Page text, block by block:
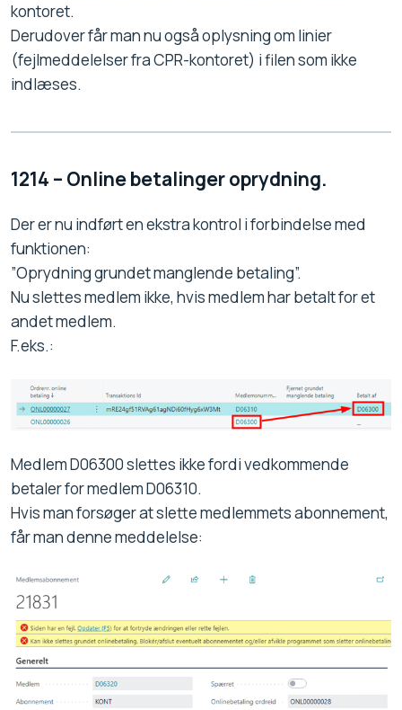
kontoret.
Derudover får man nu også oplysning om linier
(fejlmeddelelser fra CPR-kontoret) i filen som ikke
indlæses.
1214 – Online betalinger oprydning.
Der er nu indført en ekstra kontrol i forbindelse med
funktionen:
”Oprydning grundet manglende betaling”.
Nu slettes medlem ikke, hvis medlem har betalt for et
andet medlem.
F.eks.:
Medlem D06300 slettes ikke fordi vedkommende
betaler for medlem D06310.
Hvis man forsøger at slette medlemmets abonnement,
får man denne meddelelse: